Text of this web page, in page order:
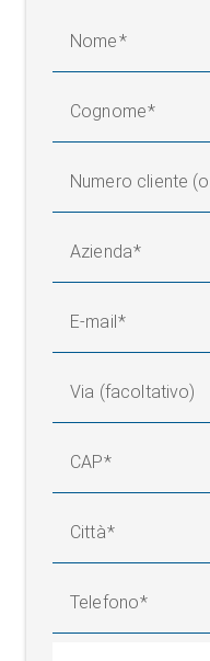
Nome
Cognome
Numero cliente
Azienda
E-mail
Via (facoltativo)
CAP
Città
Telefono